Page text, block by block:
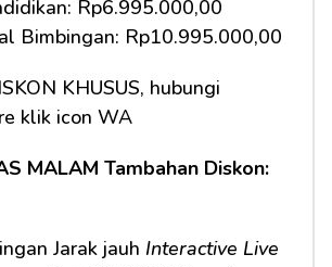
Rp6.995.000,00
Bimbingan: Rp10.995.000,00
KHUSUS, hubungi
klik icon WA
MALAM Tambahan Diskon:
Jarak jauh Interactive Live